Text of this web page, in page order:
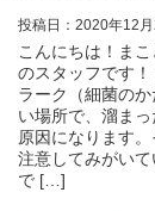
投稿日：2020年12月
こんにちは！ま
のスタッフです
ラーク（細菌の
い場所で、溜ま
原因になります
注意してみがいて
で […]